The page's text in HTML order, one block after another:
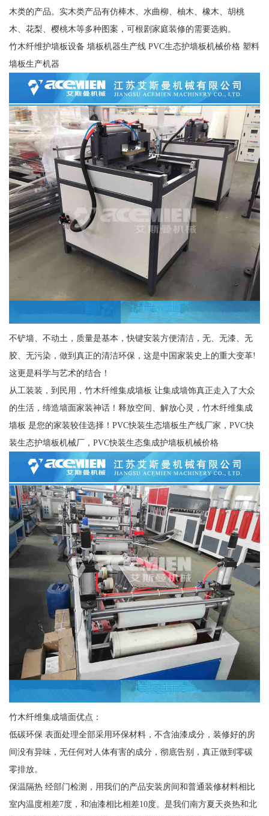
木类的产品。实木类产品有仿棒木、水曲柳、柚木、橡木、胡桃
木、花梨、樱桃木等多种图案，可根剧家庭装修的需要选购。
竹木纤维护墙板设备 墙板机器生产线 PVC生态护墙板机械价格 塑料
墙板生产机器
不铲墙、不动土，质量是基本，快键安装方便清洁，无、无漆、无
胶、无污染，做到真正的清洁环保，这是中国家装史上的重大变革!
这更是科学与艺术的结合！
从工装装，到民用，竹木纤维集成墙板 让集成墙饰真正走入了大众
的生活，缔造墙面家装神话！释放空间、解放心灵，竹木纤维集成
墙板 是您的家装较佳选择！PVC快装生态墙板生产线厂家，PVC快
装生态护墙板机械厂，PVC快装生态集成护墙板机械价格
竹木纤维集成墙面优点：
低碳环保 表面处理全部采用环保材料，不含油漆成分，装修好的房
间没有异味，无任何对人体有害的成分，彻底告别，真正做到零碳
零排放。
保温隔热 经部门检测，用我们的产品安装房间和普通装修材料相比
室内温度相差7度，和油漆相比相差10度。是我们南方夏天炎热和北